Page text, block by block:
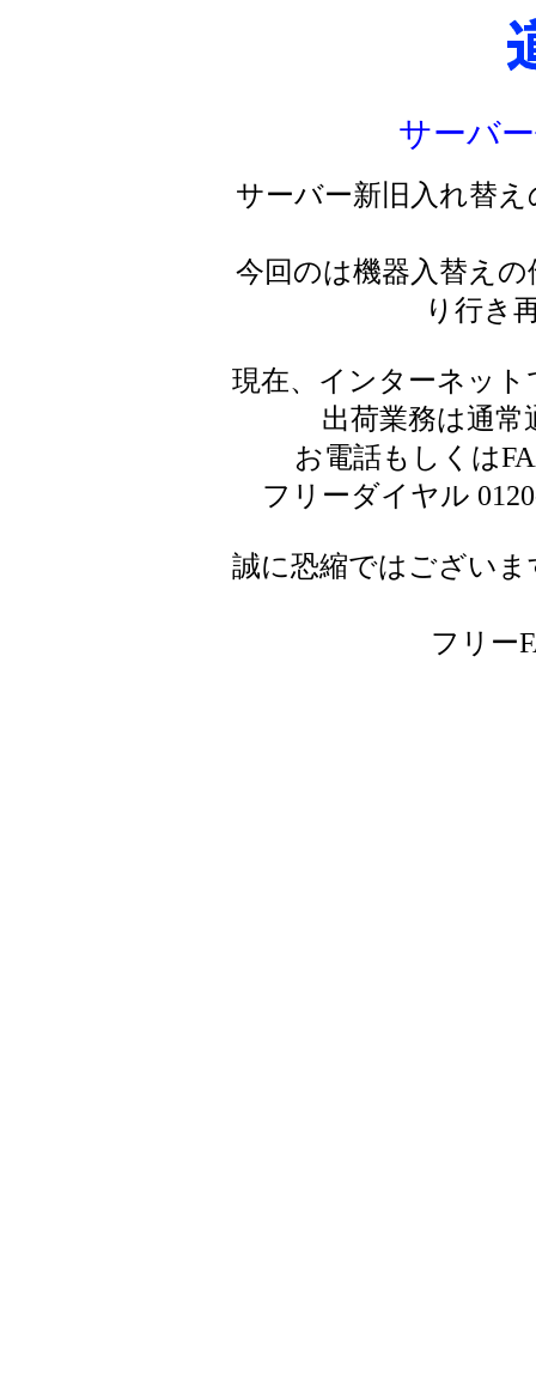
サーバ
サーバー新旧入れ替
今回のは機器入替え
り行き
現在、インターネッ
出荷業務は通
お電話もしくは
フリーダイヤル
誠に恐縮ではござい
フリー